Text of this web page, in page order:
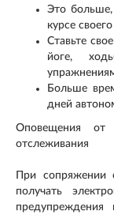
Это больше,
курсе
Ставьте
йоге,
Больше
дней
Оповещения от
отслеживания
При
получать